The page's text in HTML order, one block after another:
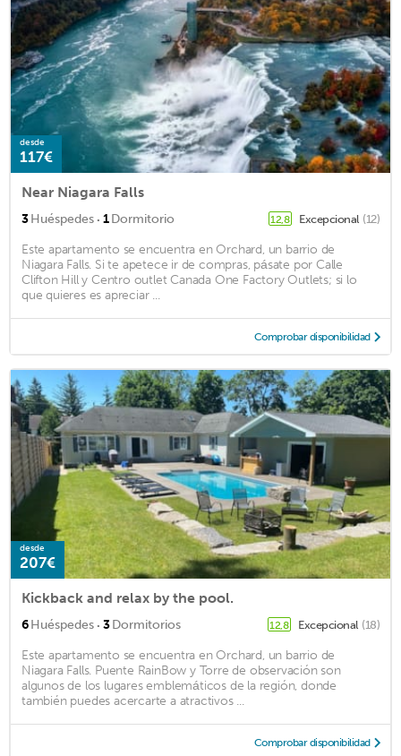
desde
117€
Near Niagara Falls
3Huéspedes · 1Dormitorio 12,8 Excepcional (12)
Este apartamento se encuentra en Orchard, un barrio de
Niagara Falls. Si te apetece ir de compras, pásate por Calle
Clifton Hill y Centro outlet Canada One Factory Outlets; si lo
que quieres es apreciar ...
Comprobar disponibilidad
desde
207€
Kickback and relax by the pool.
6Huéspedes · 3Dormitorios 12,8 Excepcional (18)
Este apartamento se encuentra en Orchard, un barrio de
Niagara Falls. Puente RainBow y Torre de observación son
algunos de los lugares emblemáticos de la región, donde
también puedes acercarte a atractivos ...
Comprobar disponibilidad